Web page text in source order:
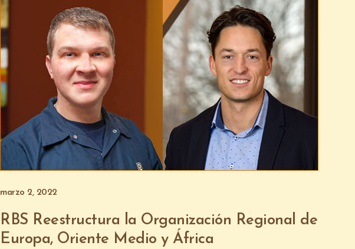
marzo 2, 2022
RBS Reestructura la Organización Regional de
Europa, Oriente Medio y África